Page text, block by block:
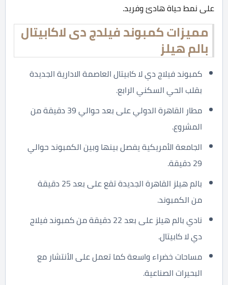
على نمط حياة هادئ وفريد.
مميزات كمبوند فيلدج دى لاكابيتال
بالم هيلز
كمبوند فيلاج دي لا كابيتال العاصمة الادارية الجديدة
بقلب الحي السكني الرابع.
مطار القاهرة الدولي على بعد حوالي 39 دقيقة من
المشروع.
الجامعة الأمريكية يفصل بينها وبين الكمبوند حوالي
29 دقيقة.
بالم هيلز القاهرة الجديدة تقع على بعد 25 دقيقة
من الكمبوند.
نادي بالم هيلز على بعد 22 دقيقة من كمبوند فيلاج
دي لا كابيتال.
مساحات خضراء واسعة كما تعمل على الأنتشار مع
البحيرات الصناعية.